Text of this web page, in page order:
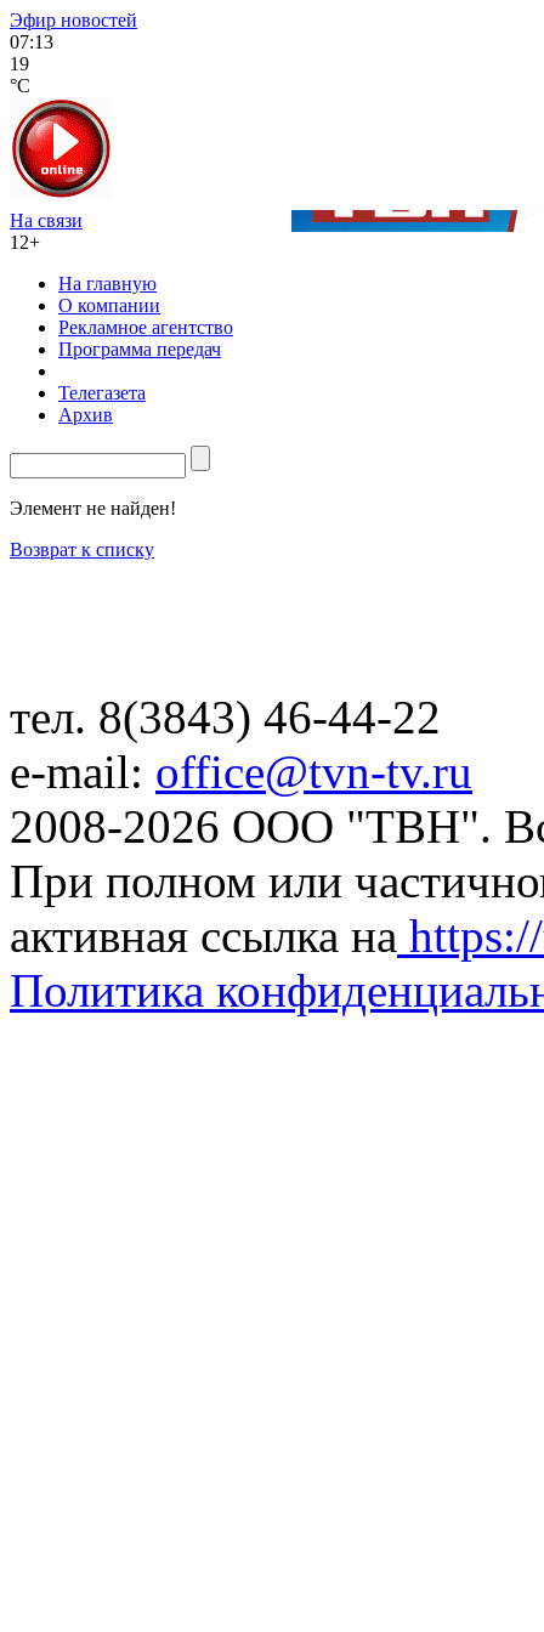
Эфир новостей
07:13
19
°C
На связи
12+
На главную
О компании
Рекламное агентство
Программа передач
Телегазета
Архив
Элемент не найден!
Возврат к списку
тел. 8(3843) 46-44-22
e-mail: office@tvn-tv.ru
2008-2026 ООО "ТВН".
При полном или
активная ссылка на
Политика